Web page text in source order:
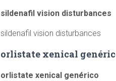
sildenafil vision disturbances
sildenafil vision disturbances
orlistate xenical
orlistate xenical genérico